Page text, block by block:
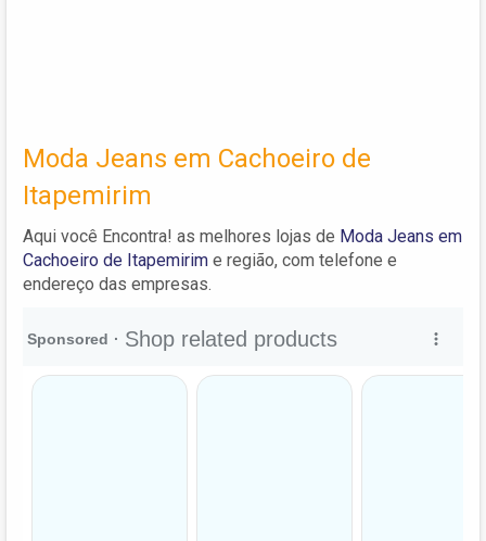
Moda Jeans em Cachoeiro de
Itapemirim
Aqui você Encontra! as melhores lojas de Moda Jeans em
Cachoeiro de Itapemirim e região, com telefone e
endereço das empresas.